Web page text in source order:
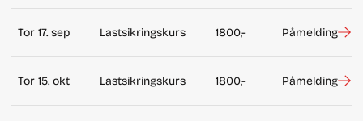
Tor 17. sep Lastsikringskurs 1800,- Påmelding
Tor 15. okt Lastsikringskurs 1800,- Påmelding